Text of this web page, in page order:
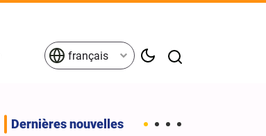
français
Dernières nouvelles